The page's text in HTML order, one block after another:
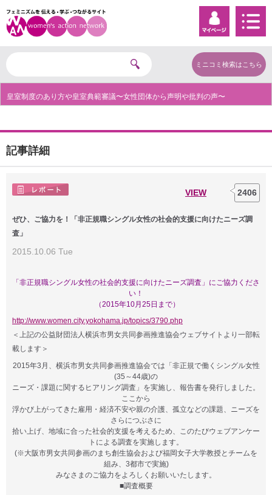
ミニコミ検索はこちら
皇室制度のあり方や皇室典範審議〜女性団体から声明や批判の声〜
記事詳細
VIEW 2406
ぜひ、ご協力を！「非正規職シングル女性の社会的支援に向けたニーズ調
査」
2015.10.06 Tue
「非正規職シングル女性の社会的支援に向けたニーズ調査」にご協力くださ
い！
（2015年10月25日まで）
http://www.women.city.yokohama.jp/topics/3790.php
＜上記の公益財団法人横浜市男女共同参画推進協会ウェブサイトより一部転
載します＞
2015年3月、横浜市男女共同参画推進協会では「非正規で働くシングル女性
(35～44歳)の
ニーズ・課題に関するヒアリング調査」を実施し、報告書を発行しました。
ここから
浮かび上がってきた雇用・経済不安や親の介護、孤立などの課題、ニーズを
さらにつぶさに
拾い上げ、地域に合った社会的支援を考えるため、このたびウェブアンケー
トによる調査を実施します。
(※大阪市男女共同参画のまち創生協会および福岡女子大学教授とチームを
組み、3都市で実施)
みなさまのご協力をよろしくお願いいたします。
■調査概要